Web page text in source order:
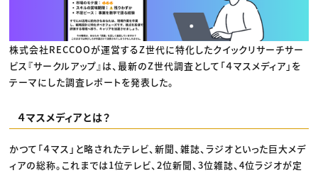
株式会社RECCOOが運営するZ世代に特化したクイックリサーチサー
ビス『サークルアップ』は、最新のZ世代調査として「４マスメディア」を
テーマにした調査レポートを発表した。
４マスメディアとは？
かつて「４マス」と略されたテレビ、新聞、雑誌、ラジオといった巨大メデ
ィアの総称。これまでは1位テレビ、2位新聞、3位雑誌、4位ラジオが定